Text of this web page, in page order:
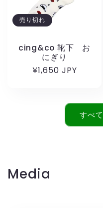
売り切れ
cing&co 靴下 お
にぎり
通
¥1,650 JPY
すべ
Media